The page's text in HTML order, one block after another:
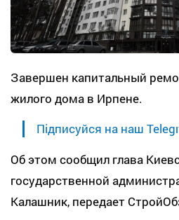
Завершен капитальный
жилого дома в Ирпене.
Підписуйся на наш
Об этом сообщил глава
государственной
Калашник, передает